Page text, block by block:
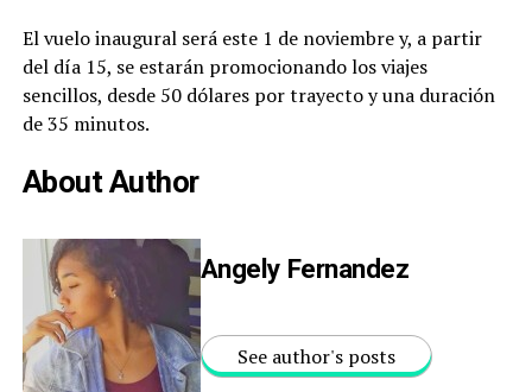
El vuelo inaugural será este 1 de noviembre y, a partir
del día 15, se estarán promocionando los viajes
sencillos, desde 50 dólares por trayecto y una duración
de 35 minutos.
About Author
Angely Fernandez
See author's posts